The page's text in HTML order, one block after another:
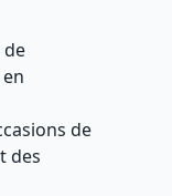
de
de
des